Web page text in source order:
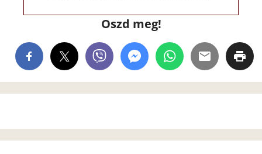
Oszd meg!